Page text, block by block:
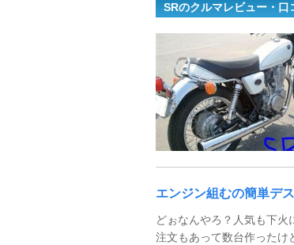
SRのクルマレビュー・口
エンジン組むの簡単デス
どぉなんやろ？人気も下火
注文もあって数台作ったけ